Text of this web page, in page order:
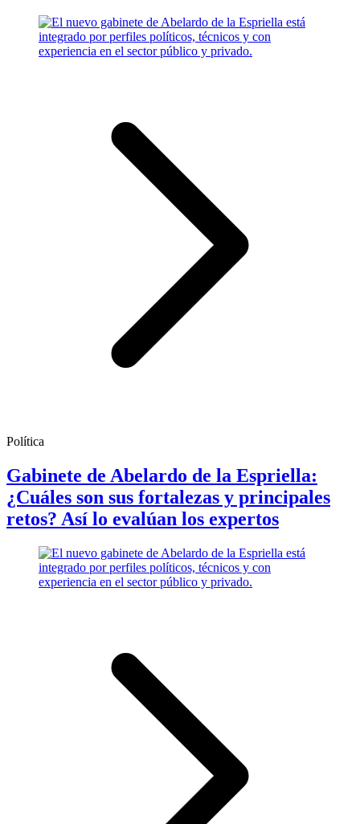
Política
Gabinete de Abelardo de la Espriella:
¿Cuáles son sus fortalezas y principales
retos? Así lo evalúan los expertos